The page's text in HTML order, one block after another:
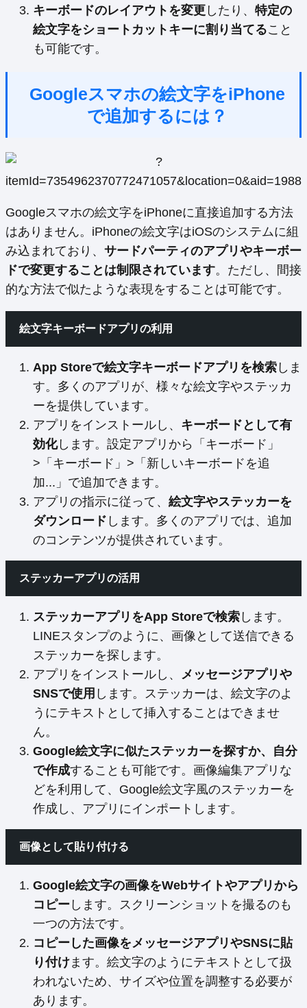
キーボードのレイアウトを変更 したり、 特定の
絵文字をショートカットキーに割り当てること
も可能です。
Googleスマホの絵文字をiPhone
で追加するには？
Googleスマホの絵文字をiPhoneに直接追加する方法
はありません。iPhoneの絵文字はiOSのシステムに組
み込まれており、 サードパーティのアプリやキーボー
ドで変更することは制限されています。ただし、間接
的な方法で似たような表現をすることは可能です。
絵文字キーボードアプリの利用
App Storeで絵文字キーボードアプリを検索 しま
す。多くのアプリが、様々な絵文字やステッカ
ーを提供しています。
アプリをインストールし、 キーボードとして有
効化します。設定アプリから「キーボード」
>「キーボード」>「新しいキーボードを追
加...」で追加できます。
アプリの指示に従って、 絵文字やステッカーを
ダウンロード します。多くのアプリでは、追加
のコンテンツが提供されています。
ステッカーアプリの活用
ステッカーアプリをApp Storeで検索 します。
LINEスタンプのように、画像として送信できる
ステッカーを探します。
アプリをインストールし、 メッセージアプリや
SNSで使用 します。ステッカーは、絵文字のよ
うにテキストとして挿入することはできませ
ん。
Google絵文字に似たステッカーを探すか、自分
で作成することも可能です。画像編集アプリな
どを利用して、Google絵文字風のステッカーを
作成し、アプリにインポートします。
画像として貼り付ける
Google絵文字の画像をWebサイトやアプリから
コピー します。スクリーンショットを撮るのも
一つの方法です。
コピーした画像をメッセージアプリやSNSに貼
り付けます。絵文字のようにテキストとして扱
われないため、サイズや位置を調整する必要が
あります。